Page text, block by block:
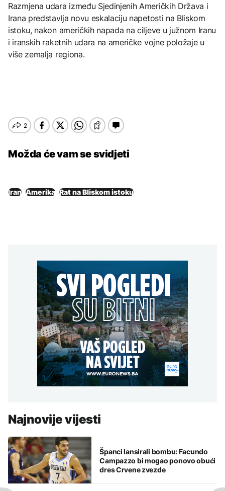
Razmjena udara između Sjedinjenih Američkih Država i
Irana predstavlja novu eskalaciju napetosti na Bliskom
istoku, nakon američkih napada na ciljeve u južnom Iranu
i iranskih raketnih udara na američke vojne položaje u
više zemalja regiona.
Možda će vam se svidjeti
Iran Amerika Rat na Bliskom istoku
Najnovije vijesti
Španci lansirali bombu: Facundo
Campazzo bi mogao ponovo obući
dres Crvene zvezde